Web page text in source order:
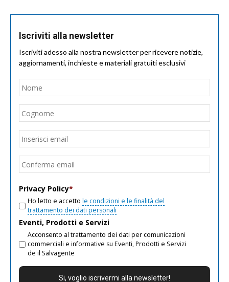
Iscriviti alla newsletter
Iscriviti adesso alla nostra newsletter per ricevere notizie,
aggiornamenti, inchieste e materiali gratuiti esclusivi
Nome
Email
Privacy Policy*
Ho letto e accetto le condizioni e le finalità del
trattamento dei dati personali
Eventi, Prodotti e Servizi
Acconsento al trattamento dei dati per comunicazioni
commerciali e informative su Eventi, Prodotti e Servizi
de il Salvagente